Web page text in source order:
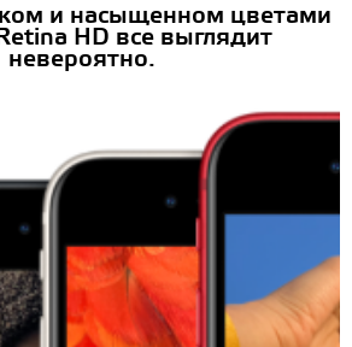
и насыщенном цветами
HD все выглядит
невероятно.